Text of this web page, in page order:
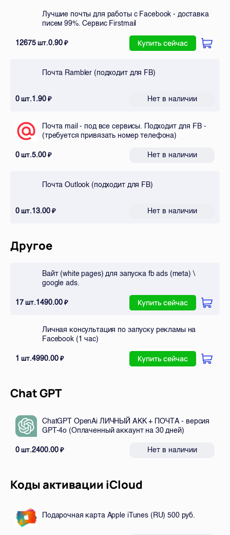
Лучшие почты для работы с Facebook - доставка
писем 99%. Сервис Firstmail
12675шт.0.90₽ Купить сейчас
Почта Rambler (подходит для FB)
0шт.1.90₽ Нет в наличии
Почта mail - под все сервисы. Подходит для FB -
(требуется привязать номер телефона)
0шт.5.00₽ Нет в наличии
Почта Outlook (подходит для FB)
0шт.13.00₽ Нет в наличии
Другое
Вайт (white pages) для запуска fb ads (meta) \
google ads.
17шт.1490.00₽ Купить сейчас
Личная консультация по запуску рекламы на
Facebook (1 час)
1 шт.4990.00₽ Купить сейчас
Chat GPT
ChatGPT OpenAi ЛИЧНЫЙ АКК + ПОЧТА - версия
GPT-4o (Оплаченный аккаунт на 30 дней)
0шт.2400.00₽ Нет в наличии
Коды активации iCloud
Подарочная карта Apple iTunes (RU) 500 руб.